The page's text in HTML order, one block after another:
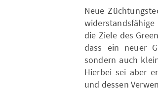
Neue
die Ziele des
dass ein neuer
sondern auch
Hierbei sei aber
und dessen